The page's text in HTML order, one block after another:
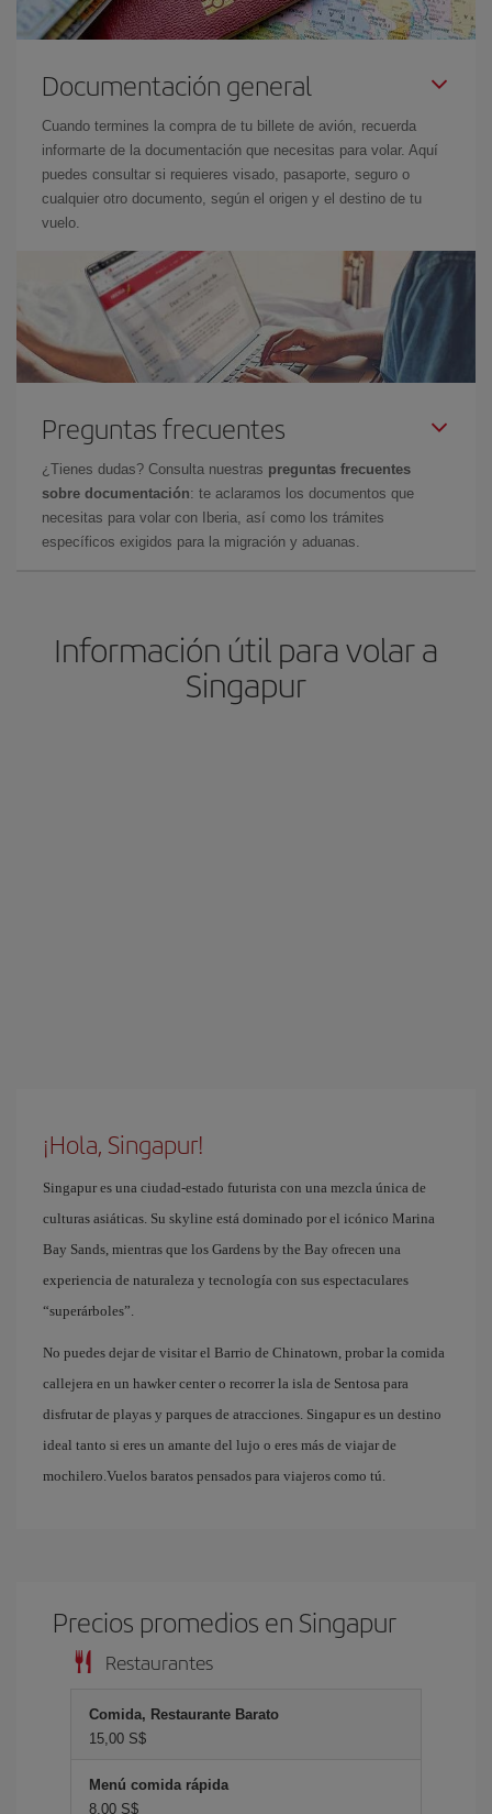
Documentación general
Cuando termines la compra de tu billete de avión, recuerda
informarte de la documentación que necesitas para volar. Aquí
puedes consultar si requieres visado, pasaporte, seguro o
cualquier otro documento, según el origen y el destino de tu
vuelo.
Preguntas frecuentes
¿Tienes dudas? Consulta nuestras preguntas frecuentes
sobre documentación: te aclaramos los documentos que
necesitas para volar con Iberia, así como los trámites
específicos exigidos para la migración y aduanas.
Información útil para volar a
Singapur
¡Hola, Singapur!
Singapur es una ciudad-estado futurista con una mezcla única de
culturas asiáticas. Su skyline está dominado por el icónico Marina
Bay Sands, mientras que los Gardens by the Bay ofrecen una
experiencia de naturaleza y tecnología con sus espectaculares
“superárboles”.
No puedes dejar de visitar el Barrio de Chinatown, probar la comida
callejera en un hawker center o recorrer la isla de Sentosa para
disfrutar de playas y parques de atracciones. Singapur es un destino
ideal tanto si eres un amante del lujo o eres más de viajar de
mochilero.Vuelos baratos pensados para viajeros como tú.
Precios promedios en Singapur
Restaurantes
Comida, Restaurante Barato
15,00 S$
Menú comida rápida
8,00 S$